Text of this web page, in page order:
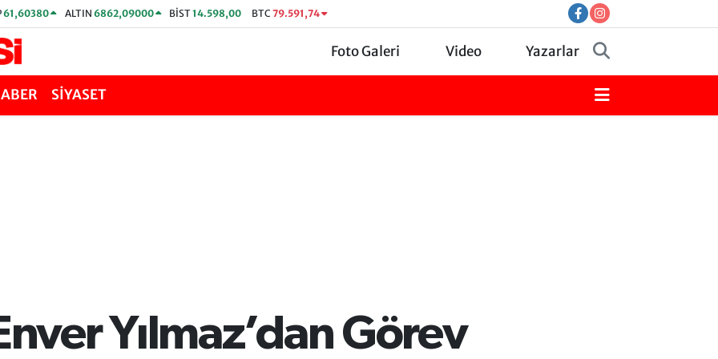
61,60380 ALTIN 6862,09000 BİST14.598,00 BTC 79.591,74
Foto Galeri Video Yazarlar
SİYASET
Yılmaz’dan Görev